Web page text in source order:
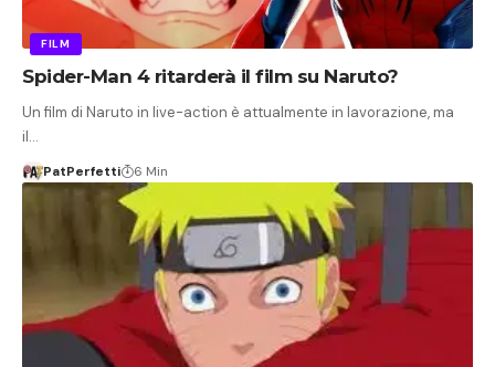
FILM
Spider-Man 4 ritarderà il film su Naruto?
Un film di Naruto in live-action è attualmente in lavorazione, ma
il…
PatPerfetti 6 Min